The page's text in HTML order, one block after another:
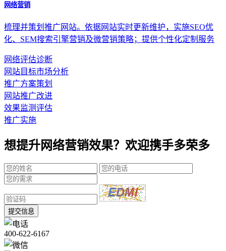
网络营销
梳理并策划推广网站。依据网站实时更新维护，实施SEO优
化、SEM搜索引擎营销及微营销策略；提供个性化定制服务
网络评估诊断
网站目标市场分析
推广方案策划
网站推广改进
效果监测评估
推广实施
想提升网络营销效果？欢迎携手多荣多
提交信息
400-622-6167